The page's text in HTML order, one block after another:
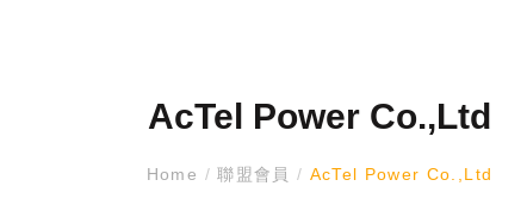
AcTel Power Co.,Ltd
Home / 聯盟會員 / AcTel Power Co.,Ltd